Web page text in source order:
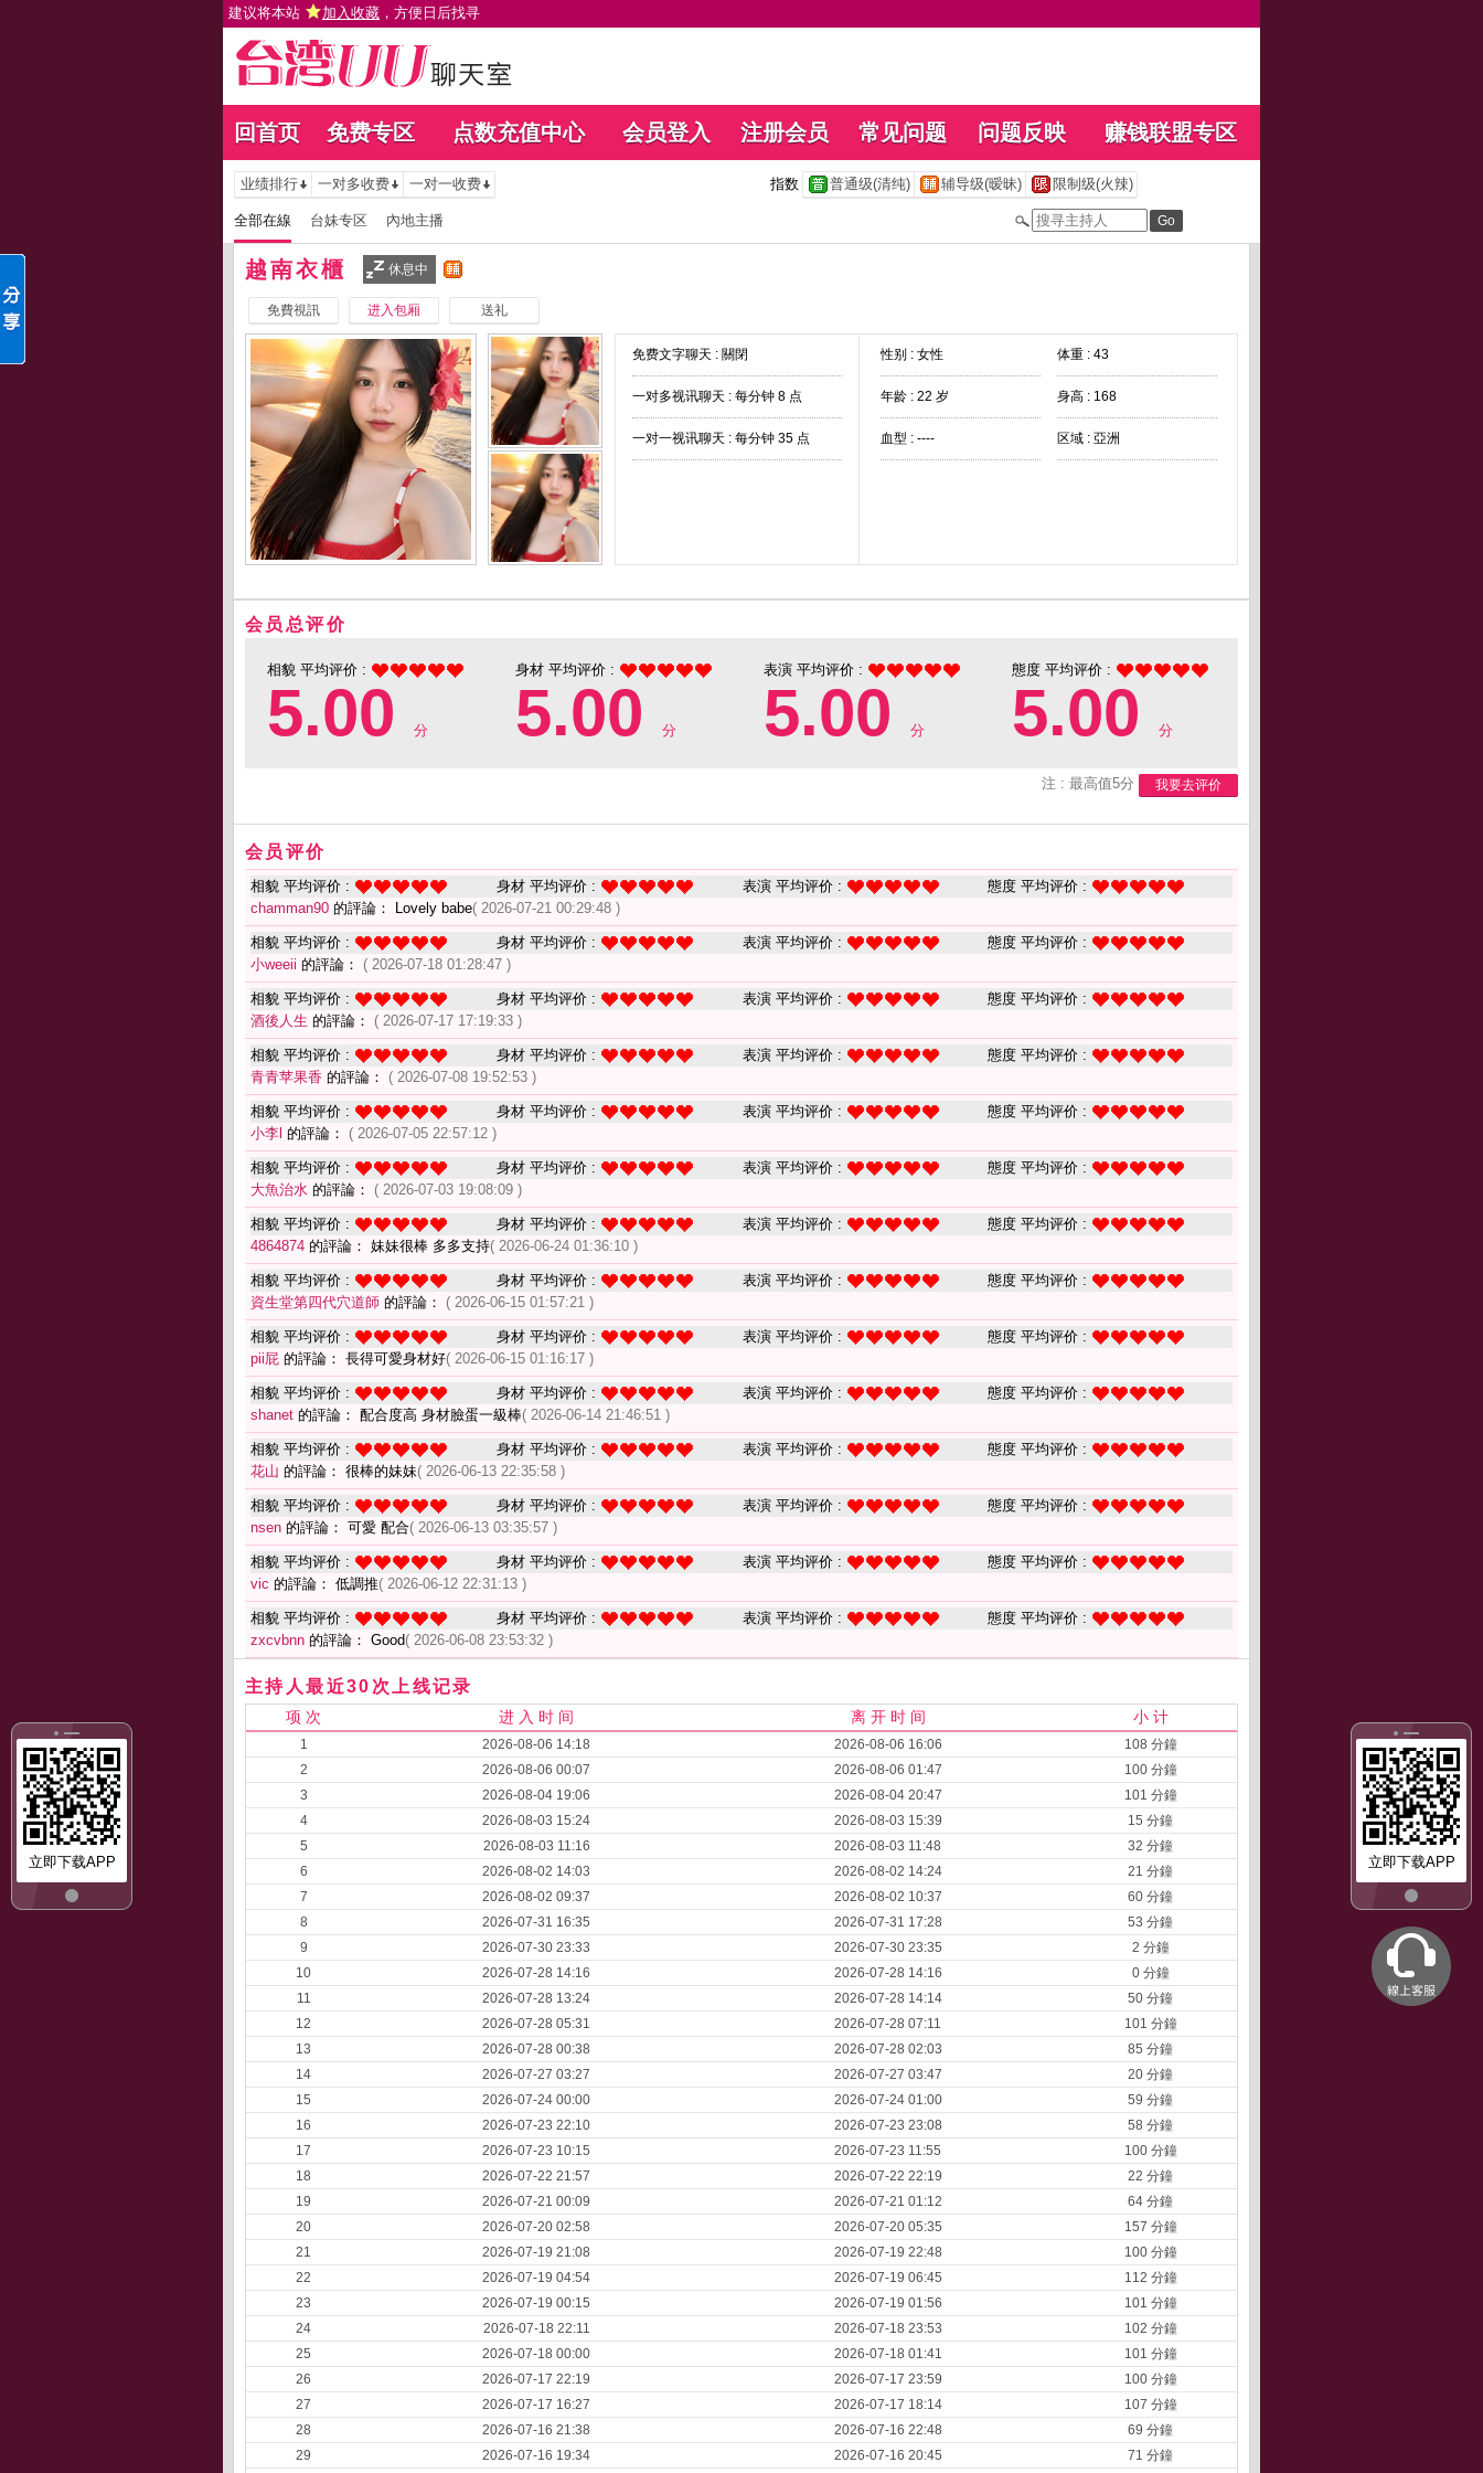
建议将本站 加入收藏 ，方便日后找寻
回首页 免费专区 点数充值中心 会员登入 注册会员 常见问题 问题反映 赚钱联盟专区
立即下载APP
立即下载APP
业绩排行 一对多收费 一对一收费 指数 普通级(清纯) 辅导级(暧昧) 限制级(火辣)
全部在線 台妹专区 內地主播
越南衣櫃 休息中
免費視訊 进入包厢 送礼
免费文字聊天 : 關閉
一对多视讯聊天 : 每分钟 8 点
一对一视讯聊天 : 每分钟 35 点
性别 : 女性 体重 : 43
年龄 : 22 岁 身高 : 168
血型 : ---- 区域 : 亞洲
会员总评价
相貌 平均评价 :
5.00 分
身材 平均评价 :
5.00 分
表演 平均评价 :
5.00 分
態度 平均评价 :
5.00 分
注 : 最高值5分 我要去评价
会员评价
相貌 平均评价 : 身材 平均评价 : 表演 平均评价 :
態度 平均评价 :
chamman90 的評論： Lovely babe( 2026-07-21 00:29:48 )
相貌 平均评价 : 身材 平均评价 : 表演 平均评价 :
態度 平均评价 :
小weeii 的評論： ( 2026-07-18 01:28:47 )
相貌 平均评价 : 身材 平均评价 : 表演 平均评价 :
態度 平均评价 :
酒後人生 的評論： ( 2026-07-17 17:19:33 )
相貌 平均评价 : 身材 平均评价 : 表演 平均评价 :
態度 平均评价 :
青青苹果香 的評論： ( 2026-07-08 19:52:53 )
相貌 平均评价 : 身材 平均评价 : 表演 平均评价 :
態度 平均评价 :
小李l 的評論： ( 2026-07-05 22:57:12 )
相貌 平均评价 : 身材 平均评价 : 表演 平均评价 :
態度 平均评价 :
大魚治水 的評論： ( 2026-07-03 19:08:09 )
相貌 平均评价 : 身材 平均评价 : 表演 平均评价 :
態度 平均评价 :
4864874 的評論： 妹妹很棒 多多支持( 2026-06-24 01:36:10 )
相貌 平均评价 : 身材 平均评价 : 表演 平均评价 :
態度 平均评价 :
資生堂第四代穴道師 的評論： ( 2026-06-15 01:57:21 )
相貌 平均评价 : 身材 平均评价 : 表演 平均评价 :
態度 平均评价 :
pii屁 的評論： 長得可愛身材好( 2026-06-15 01:16:17 )
相貌 平均评价 : 身材 平均评价 : 表演 平均评价 :
態度 平均评价 :
shanet 的評論： 配合度高 身材臉蛋一級棒( 2026-06-14 21:46:51 )
相貌 平均评价 : 身材 平均评价 : 表演 平均评价 :
態度 平均评价 :
花山 的評論： 很棒的妹妹( 2026-06-13 22:35:58 )
相貌 平均评价 : 身材 平均评价 : 表演 平均评价 :
態度 平均评价 :
nsen 的評論： 可愛 配合( 2026-06-13 03:35:57 )
相貌 平均评价 : 身材 平均评价 : 表演 平均评价 :
態度 平均评价 :
vic 的評論： 低調推( 2026-06-12 22:31:13 )
相貌 平均评价 : 身材 平均评价 : 表演 平均评价 :
態度 平均评价 :
zxcvbnn 的評論： Good( 2026-06-08 23:53:32 )
主持人最近30次上线记录
项 次 进 入 时 间 离 开 时 间 小 计
1 2026-08-06 14:18 2026-08-06 16:06
108 分鐘
2
2026-08-06 00:07 2026-08-06 01:47
100 分鐘
3
2026-08-04 19:06 2026-08-04 20:47
101 分鐘
4
2026-08-03 15:24 2026-08-03 15:39
15 分鐘
5
2026-08-03 11:16 2026-08-03 11:48
32 分鐘
6
2026-08-02 14:03 2026-08-02 14:24
21 分鐘
7
2026-08-02 09:37 2026-08-02 10:37
60 分鐘
8
2026-07-31 16:35 2026-07-31 17:28
53 分鐘
9
2026-07-30 23:33 2026-07-30 23:35
2 分鐘
10
2026-07-28 14:16 2026-07-28 14:16
0 分鐘
11
2026-07-28 13:24 2026-07-28 14:14
50 分鐘
12
2026-07-28 05:31 2026-07-28 07:11
101 分鐘
13
2026-07-28 00:38 2026-07-28 02:03
85 分鐘
14
2026-07-27 03:27 2026-07-27 03:47
20 分鐘
15
2026-07-24 00:00 2026-07-24 01:00
59 分鐘
16
2026-07-23 22:10 2026-07-23 23:08
58 分鐘
17
2026-07-23 10:15 2026-07-23 11:55
100 分鐘
18
2026-07-22 21:57 2026-07-22 22:19
22 分鐘
19
2026-07-21 00:09 2026-07-21 01:12
64 分鐘
20
2026-07-20 02:58 2026-07-20 05:35
157 分鐘
21
2026-07-19 21:08 2026-07-19 22:48
100 分鐘
22
2026-07-19 04:54 2026-07-19 06:45
112 分鐘
23
2026-07-19 00:15 2026-07-19 01:56
101 分鐘
24
2026-07-18 22:11 2026-07-18 23:53
102 分鐘
25
2026-07-18 00:00 2026-07-18 01:41
101 分鐘
26
2026-07-17 22:19 2026-07-17 23:59
100 分鐘
27
2026-07-17 16:27 2026-07-17 18:14
107 分鐘
28
2026-07-16 21:38 2026-07-16 22:48
69 分鐘
29
2026-07-16 19:34 2026-07-16 20:45 71 分鐘